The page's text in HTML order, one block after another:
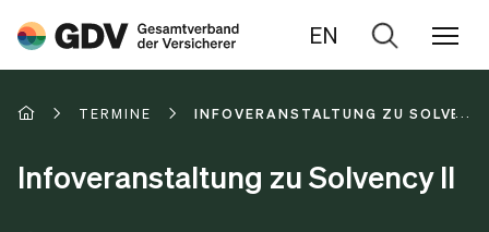
EN
Zur
TERMINE INFOVERANSTALTUNG ZU
Infoveranstaltung zu Solvency II